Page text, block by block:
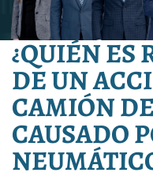
¿QUIÉN ES
DE UN
CAMIÓN
CAUSADO